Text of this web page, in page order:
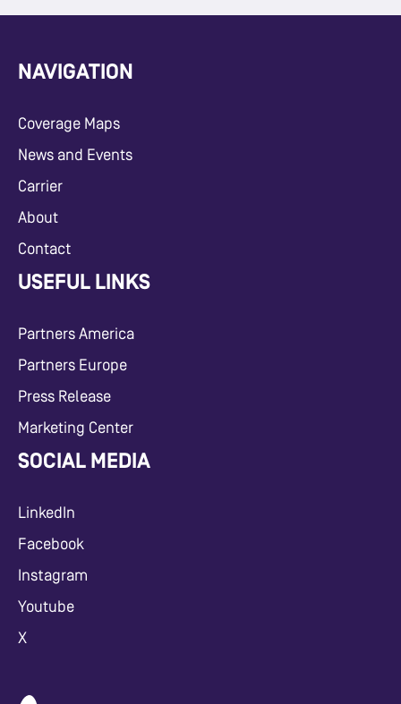
NAVIGATION
Coverage Maps
News and Events
Carrier
About
Contact
USEFUL LINKS
Partners America
Partners Europe
Press Release
Marketing Center
SOCIAL MEDIA
LinkedIn
Facebook
Instagram
Youtube
X